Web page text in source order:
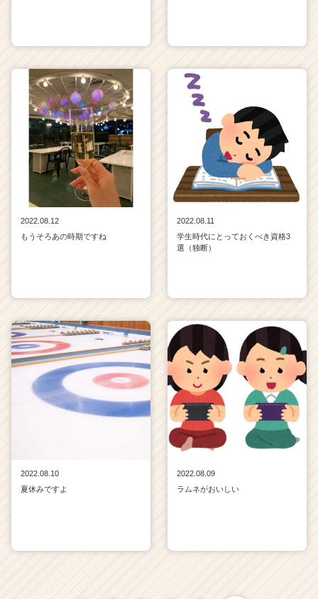
2022.08.12
もうそろあの時期ですね
2022.08.11
学生時代にとっておくべき資格3
選（独断）
2022.08.10
夏休みですよ
2022.08.09
ラムネがおいしい